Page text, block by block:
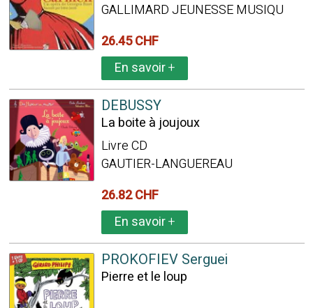
GALLIMARD JEUNESSE MUSIQU
26.45 CHF
En savoir+
DEBUSSY
La boite à joujoux
Livre CD
GAUTIER-LANGUEREAU
26.82 CHF
En savoir+
PROKOFIEV Serguei
Pierre et le loup